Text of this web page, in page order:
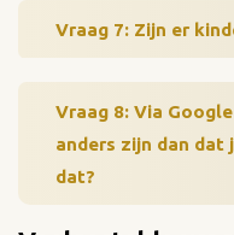
Vraag 7: Zijn er
Vraag 8: Via
anders zijn dan dat
dat?